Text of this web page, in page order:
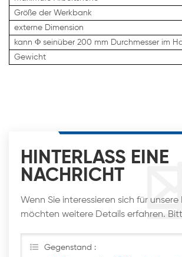
Größe der Werkbank
externe Dimension
kann Φ seinüber 200 mm Durchmesser im
Gewicht
HINTERLASS EINE
NACHRICHT
Wenn Sie interessieren sich für
möchten weitere Details erfahren.
wie möglich antworten
Gegenstand :